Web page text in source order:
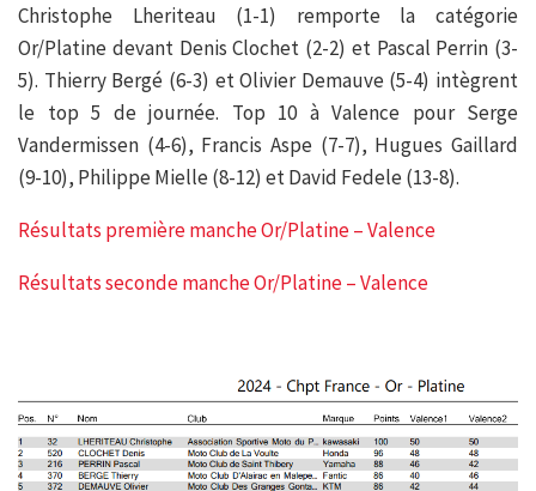
Christophe Lheriteau (1-1) remporte la catégorie
Or/Platine devant Denis Clochet (2-2) et Pascal Perrin (3-
5). Thierry Bergé (6-3) et Olivier Demauve (5-4) intègrent
le top 5 de journée. Top 10 à Valence pour Serge
Vandermissen (4-6), Francis Aspe (7-7), Hugues Gaillard
(9-10), Philippe Mielle (8-12) et David Fedele (13-8).
Résultats première manche Or/Platine – Valence
Résultats seconde manche Or/Platine – Valence